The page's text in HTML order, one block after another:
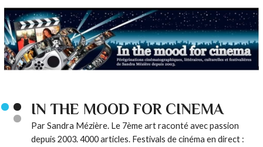
IN THE MOOD FOR CINEMA
Par Sandra Mézière. Le 7ème art raconté avec passion
depuis 2003. 4000 articles. Festivals de cinéma en direct :